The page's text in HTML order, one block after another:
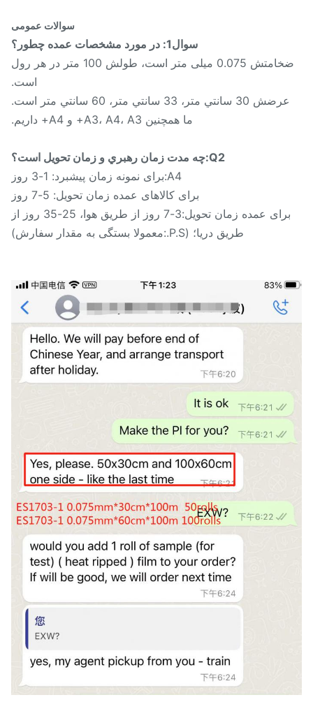
سوالات عمومی
سوال1: در مورد مشخصات عمده چطور؟
ضخامتش 0.075 میلی متر است، طولش 100 متر در هر رول
است.
عرضش 30 سانتي متر، 33 سانتي متر، 60 سانتي متر است.
ما همچنین A3، A4، A3+ و A4+ داریم.
برای کالاهای عمده زمان تحویل: 5-7 روز
برای عمده زمان تحویل:3-7 روز از طریق هوا، 25-35 روز از
طریق دریا؛ (P.S.:معمولا بستگی به مقدار سفارش)